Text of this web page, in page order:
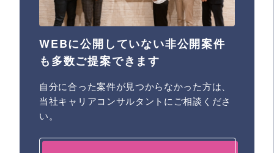
WEBに公開していない非公開案件
も多数ご提案できます
自分に合った案件が見つからなかった方は、
当社キャリアコンサルタントにご相談くださ
い。